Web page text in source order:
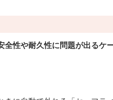
全性や耐久性に問題が出るケ